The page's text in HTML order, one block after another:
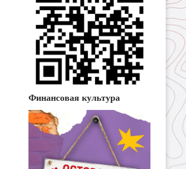
Финансовая культура